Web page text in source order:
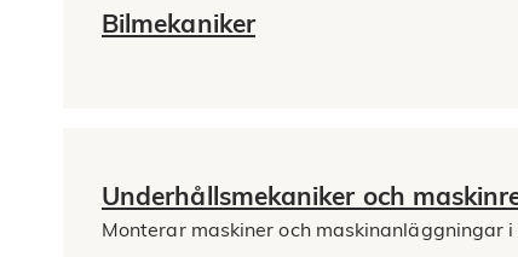
Bilmekaniker
Underhållsmekaniker och
Monterar maskiner och maskinanläggningar